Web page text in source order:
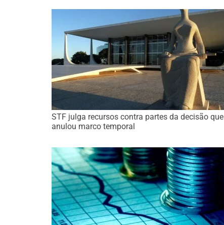
STF julga recursos contra partes da decisão que
anulou marco temporal